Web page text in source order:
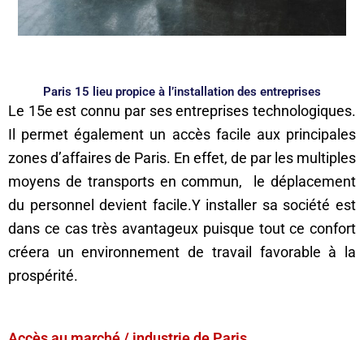
Paris 15 lieu propice à l’installation des entreprises
Le 15e est connu par ses entreprises technologiques.
Il permet également un accès facile aux principales
zones d’affaires de Paris. En effet, de par les multiples
moyens de transports en commun, le déplacement
du personnel devient facile.Y installer sa société est
dans ce cas très avantageux puisque tout ce confort
créera un environnement de travail favorable à la
prospérité.